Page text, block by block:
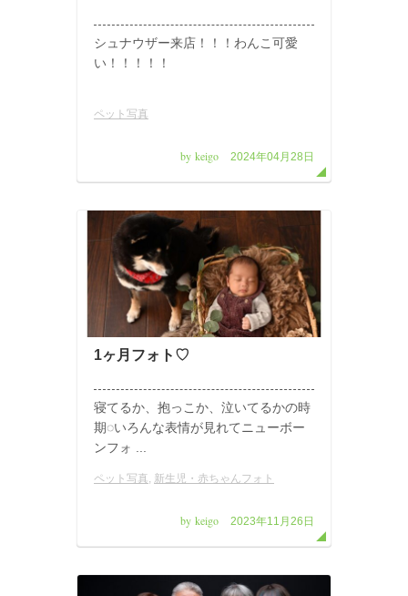
シュナウザー来店！！！わんこ可愛
い！！！！！
ペット写真
by keigo 2024年04月28日
1ヶ月フォト♡
寝てるか、抱っこか、泣いてるかの時
期◌いろんな表情が見れてニューボー
ンフォ ...
ペット写真, 新生児・赤ちゃんフォト
by keigo 2023年11月26日